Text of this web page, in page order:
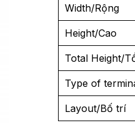
Width/Rộng
Height/Cao
Total Height/
Type of
Layout/Bố trí